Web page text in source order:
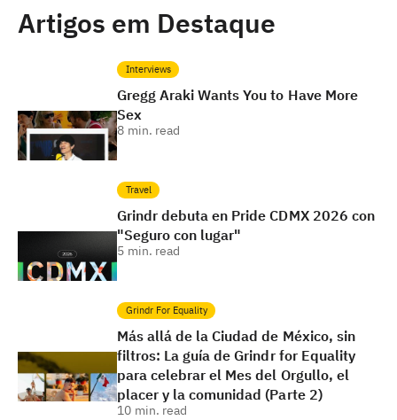
Artigos em Destaque
Interviews
Gregg Araki Wants You to Have More
Sex
8 min. read
Travel
Grindr debuta en Pride CDMX 2026 con
"Seguro con lugar"
5 min. read
Grindr For Equality
Más allá de la Ciudad de México, sin
filtros: La guía de Grindr for Equality
para celebrar el Mes del Orgullo, el
placer y la comunidad (Parte 2)
10 min. read